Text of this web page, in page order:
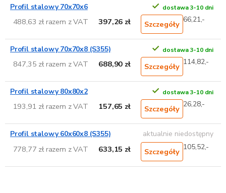
Profil stalowy 70x70x6 dostawa 3-10 dni
488,63 zł razem z VAT 397,26 zł Szczegóły 66,21,-
Profil stalowy 70x70x8 (S355) dostawa 3-10 dni
847,35 zł razem z VAT 688,90 zł Szczegóły 114,82,-
Profil stalowy 80x80x2 dostawa 3-10 dni
193,91 zł razem z VAT 157,65 zł Szczegóły 26,28,-
Profil stalowy 60x60x8 (S355) aktualnie niedostępny
778,77 zł razem z VAT 633,15 zł Szczegóły 105,52,-